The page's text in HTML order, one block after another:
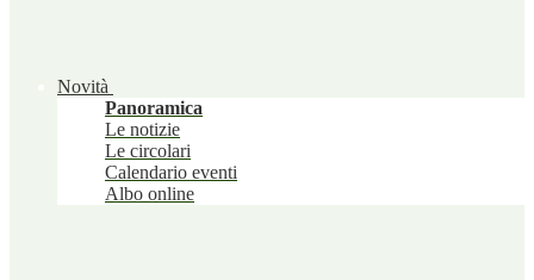
Novità
Panoramica
Le notizie
Le circolari
Calendario eventi
Albo online